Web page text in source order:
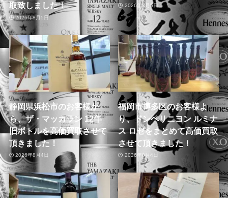
取致しました！
2026年8月5日
2026年8月5日
静岡県浜松市のお客様か
ら、ザ・マッカラン 12年
旧ボトルを高価買取させて
頂きました！
2026年8月4日
福岡市博多区のお客様よ
り、ドンペリニヨン ルミナ
ス ロゼをまとめて高価買取
させて頂きました！
2026年8月4日